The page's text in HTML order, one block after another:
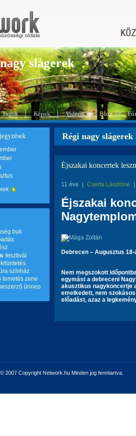
slágerek
Tagok Képek Videók Blog
buli
fesztivál
kitüntetés
színház
temetés zene
ünnep
Régi nagy
Éjszakai koncertek
11 éve Cserta Lászlóné
Éjszakai
Debrecen – Augusztus
Nem megszokott
egymást a debreceni
akusztikus nagykoncertje
emelkedett, nem
előadást, azaz a
© 2007 Copyright Network.hu Minden jog fenntartva.